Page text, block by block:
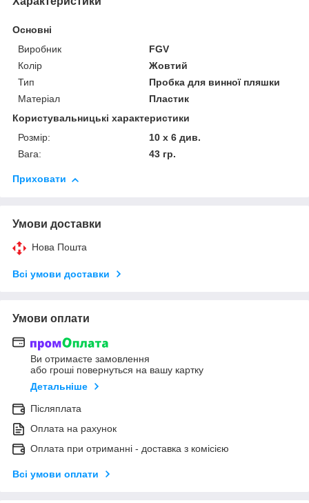
Основні
Виробник
FGV
Колір
Жовтий
Тип
Пробка для винної пляшки
Матеріал
Пластик
Користувальницькі характеристики
Розмір:
10 х 6 див.
Вага:
43 гр.
Приховати
Умови доставки
Нова Пошта
Всі умови доставки
Умови оплати
Ви отримаєте замовлення
або гроші повернуться на вашу картку
Детальніше
Післяплата
Оплата на рахунок
Оплата при отриманні - доставка з комісією
Всі умови оплати